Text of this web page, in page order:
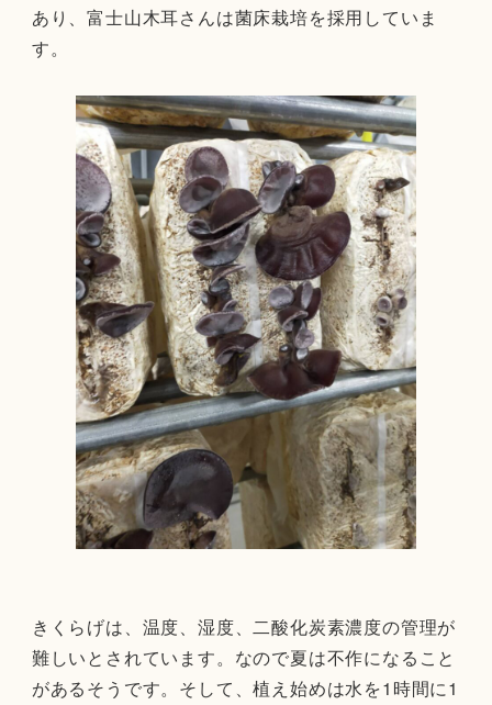
あり、富士山木耳さんは菌床栽培を採用していま
す。
きくらげは、温度、湿度、二酸化炭素濃度の管理が
難しいとされています。なので夏は不作になること
があるそうです。そして、植え始めは水を1時間に1